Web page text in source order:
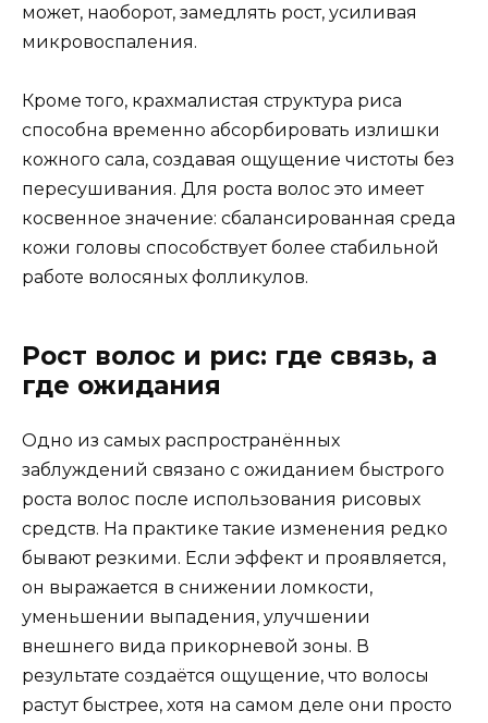
может, наоборот, замедлять рост, усиливая
микровоспаления.
Кроме того, крахмалистая структура риса
способна временно абсорбировать излишки
кожного сала, создавая ощущение чистоты без
пересушивания. Для роста волос это имеет
косвенное значение: сбалансированная среда
кожи головы способствует более стабильной
работе волосяных фолликулов.
Рост волос и рис: где связь, а
где ожидания
Одно из самых распространённых
заблуждений связано с ожиданием быстрого
роста волос после использования рисовых
средств. На практике такие изменения редко
бывают резкими. Если эффект и проявляется,
он выражается в снижении ломкости,
уменьшении выпадения, улучшении
внешнего вида прикорневой зоны. В
результате создаётся ощущение, что волосы
растут быстрее, хотя на самом деле они просто